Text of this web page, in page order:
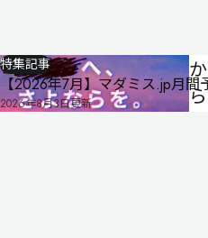
か
ら
特集記事
【2026年7月】マダミス.jp月間
2026年8月3日更新